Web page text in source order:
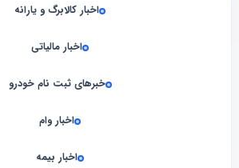
اخبار کالابرگ و یارانه
اخبار مالیاتی
خبرهای ثبت نام خودرو
اخبار وام
اخبار بیمه